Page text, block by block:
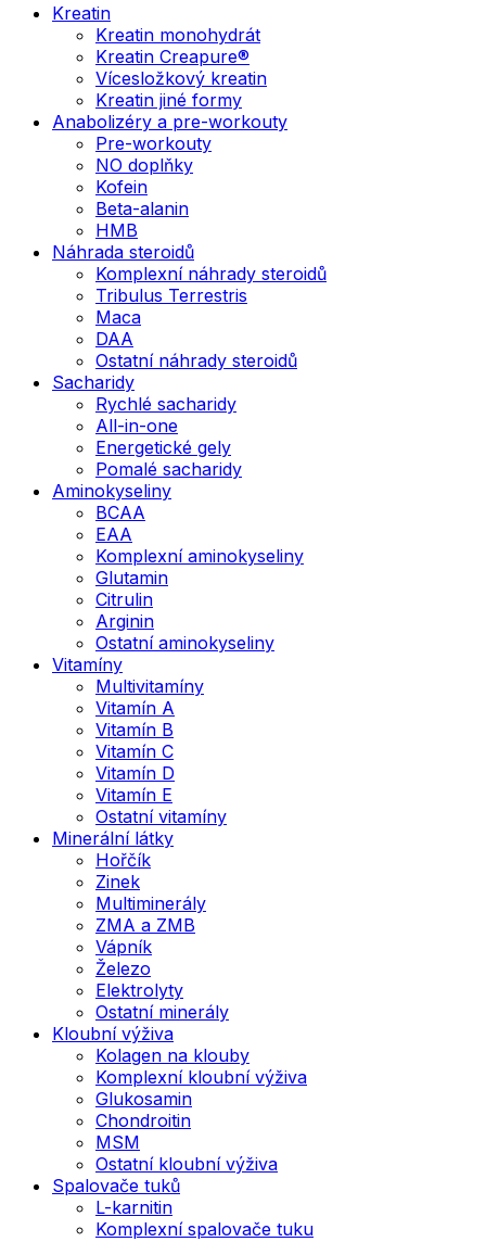
Kreatin
Kreatin monohydrát
Kreatin Creapure®
Vícesložkový kreatin
Kreatin jiné formy
Anabolizéry a pre-workouty
Pre-workouty
NO doplňky
Kofein
Beta-alanin
HMB
Náhrada steroidů
Komplexní náhrady steroidů
Tribulus Terrestris
Maca
DAA
Ostatní náhrady steroidů
Sacharidy
Rychlé sacharidy
All-in-one
Energetické gely
Pomalé sacharidy
Aminokyseliny
BCAA
EAA
Komplexní aminokyseliny
Glutamin
Citrulin
Arginin
Ostatní aminokyseliny
Vitamíny
Multivitamíny
Vitamín A
Vitamín B
Vitamín C
Vitamín D
Vitamín E
Ostatní vitamíny
Minerální látky
Hořčík
Zinek
Multiminerály
ZMA a ZMB
Vápník
Železo
Elektrolyty
Ostatní minerály
Kloubní výživa
Kolagen na klouby
Komplexní kloubní výživa
Glukosamin
Chondroitin
MSM
Ostatní kloubní výživa
Spalovače tuků
L-karnitin
Komplexní spalovače tuku